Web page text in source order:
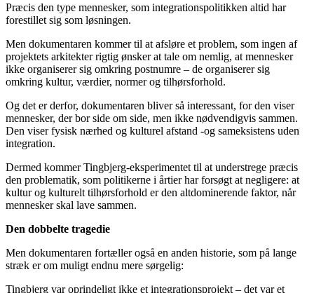
Præcis den type mennesker, som integrationspolitikken altid har
forestillet sig som løsningen.
Men dokumentaren kommer til at afsløre et problem, som ingen af
projektets arkitekter rigtig ønsker at tale om nemlig, at mennesker
ikke organiserer sig omkring postnumre – de organiserer sig
omkring kultur, værdier, normer og tilhørsforhold.
Og det er derfor, dokumentaren bliver så interessant, for den viser
mennesker, der bor side om side, men ikke nødvendigvis sammen.
Den viser fysisk nærhed og kulturel afstand -og sameksistens uden
integration.
Dermed kommer Tingbjerg-eksperimentet til at understrege præcis
den problematik, som politikerne i årtier har forsøgt at negligere: at
kultur og kulturelt tilhørsforhold er den altdominerende faktor, når
mennesker skal lave sammen.
Den dobbelte tragedie
Men dokumentaren fortæller også en anden historie, som på lange
stræk er om muligt endnu mere sørgelig:
Tingbjerg var oprindeligt ikke et integrationsprojekt – det var et